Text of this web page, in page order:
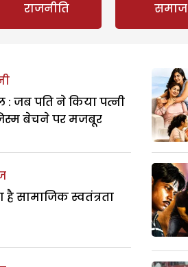
राजनीति समाज
: जब पति ने किया पत्नी
बेचने पर मजबूर
है सामाजिक स्वतंत्रता